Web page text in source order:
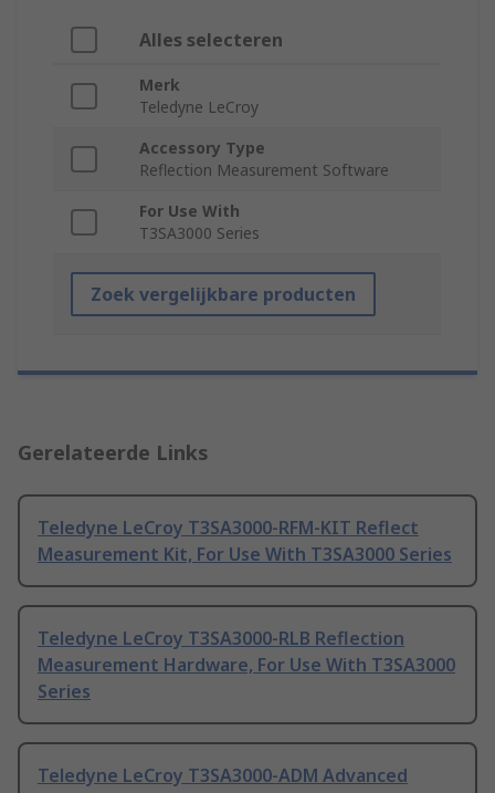
Alles selecteren
Merk
Teledyne LeCroy
Accessory Type
Reflection Measurement Software
For Use With
T3SA3000 Series
Zoek vergelijkbare producten
Gerelateerde Links
Teledyne LeCroy T3SA3000-RFM-KIT Reflect
Measurement Kit, For Use With T3SA3000 Series
Teledyne LeCroy T3SA3000-RLB Reflection
Measurement Hardware, For Use With T3SA3000
Series
Teledyne LeCroy T3SA3000-ADM Advanced